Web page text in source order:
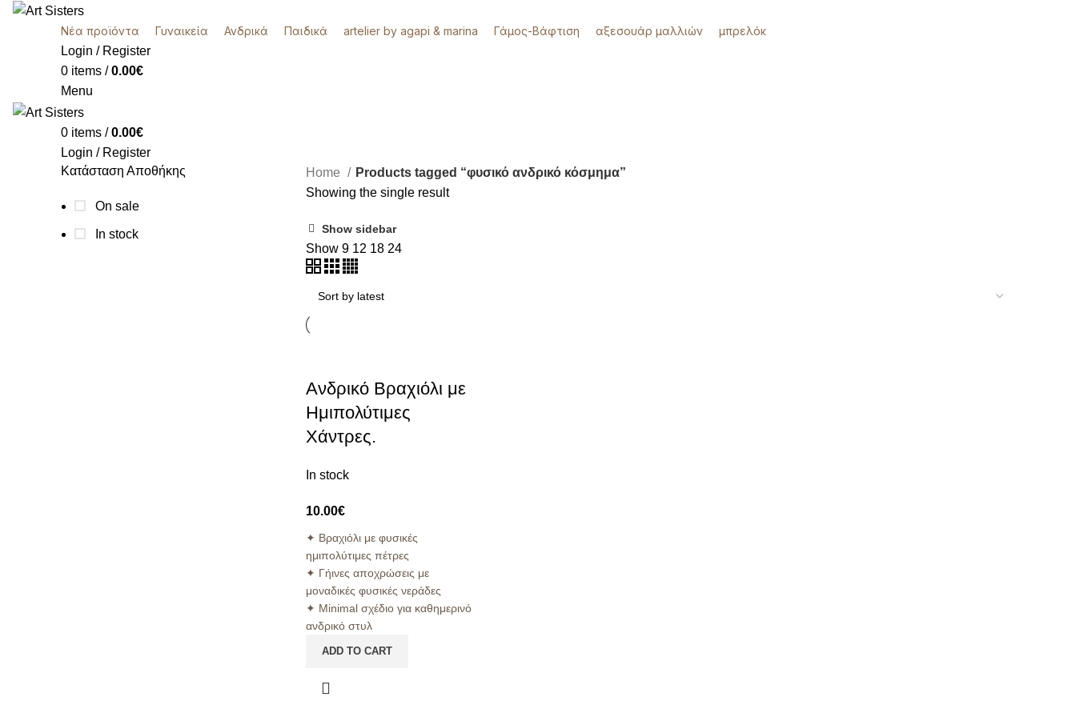
Νέα προϊόντα Γυναικεία Ανδρικά Παιδικά artelier by agapi & marina Γάμος-Βάφτιση αξεσουάρ μαλλιών
μπρελόκ
Login / Register
0 items / 0.00€
Menu
0 items / 0.00€
Login / Register
Κατάσταση Αποθήκης
On sale
In stock
Home
Products tagged “φυσικό ανδρικό κόσμημα”
Showing the single result
Show sidebar
Show 9 12 18 24
Ανδρικό Βραχιόλι με
Ημιπολύτιμες
Χάντρες.
In stock
10.00€
✦ Βραχιόλι με φυσικές
ημιπολύτιμες πέτρες
✦ Γήινες αποχρώσεις με
μοναδικές φυσικές νεράδες
✦ Minimal σχέδιο για καθημερινό
ανδρικό στυλ
ADD TO CART